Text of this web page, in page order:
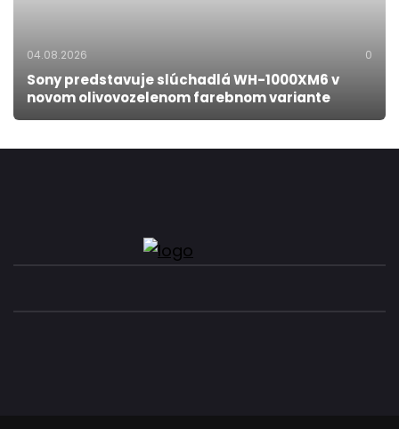
04.08.2026 0
Sony predstavuje slúchadlá WH-1000XM6 v
novom olivovozelenom farebnom variante